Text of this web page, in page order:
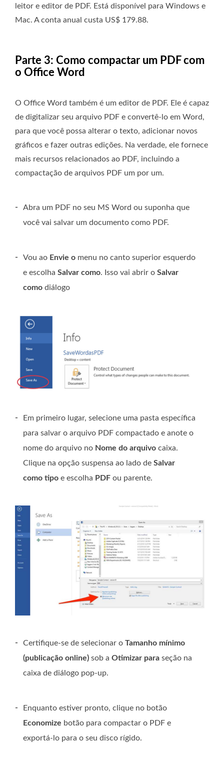
leitor e editor de PDF. Está disponível para Windows e
Mac. A conta anual custa US$ 179.88.
Parte 3: Como compactar um PDF com
o Office Word
O Office Word também é um editor de PDF. Ele é capaz
de digitalizar seu arquivo PDF e convertê-lo em Word,
para que você possa alterar o texto, adicionar novos
gráficos e fazer outras edições. Na verdade, ele fornece
mais recursos relacionados ao PDF, incluindo a
compactação de arquivos PDF um por um.
-
Abra um PDF no seu MS Word ou suponha que
você vai salvar um documento como PDF.
- Vou ao Envie o menu no canto superior esquerdo
e escolha Salvar como. Isso vai abrir o Salvar
como diálogo
-
Em primeiro lugar, selecione uma pasta específica
para salvar o arquivo PDF compactado e anote o
nome do arquivo no Nome do arquivo caixa.
Clique na opção suspensa ao lado de Salvar
como tipo e escolha PDF ou parente.
- Certifique-se de selecionar o Tamanho mínimo
(publicação online) sob a Otimizar para seção na
caixa de diálogo pop-up.
-
Enquanto estiver pronto, clique no botão
Economize botão para compactar o PDF e
exportá-lo para o seu disco rígido.